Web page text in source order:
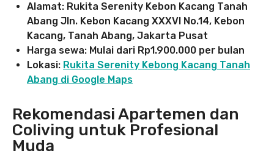
Alamat: Rukita Serenity Kebon Kacang Tanah
Abang Jln. Kebon Kacang XXXVI No.14, Kebon
Kacang, Tanah Abang, Jakarta Pusat
Harga sewa: Mulai dari Rp1.900.000 per bulan
Lokasi: Rukita Serenity Kebong Kacang Tanah
Abang di Google Maps
Rekomendasi Apartemen dan
Coliving untuk Profesional
Muda